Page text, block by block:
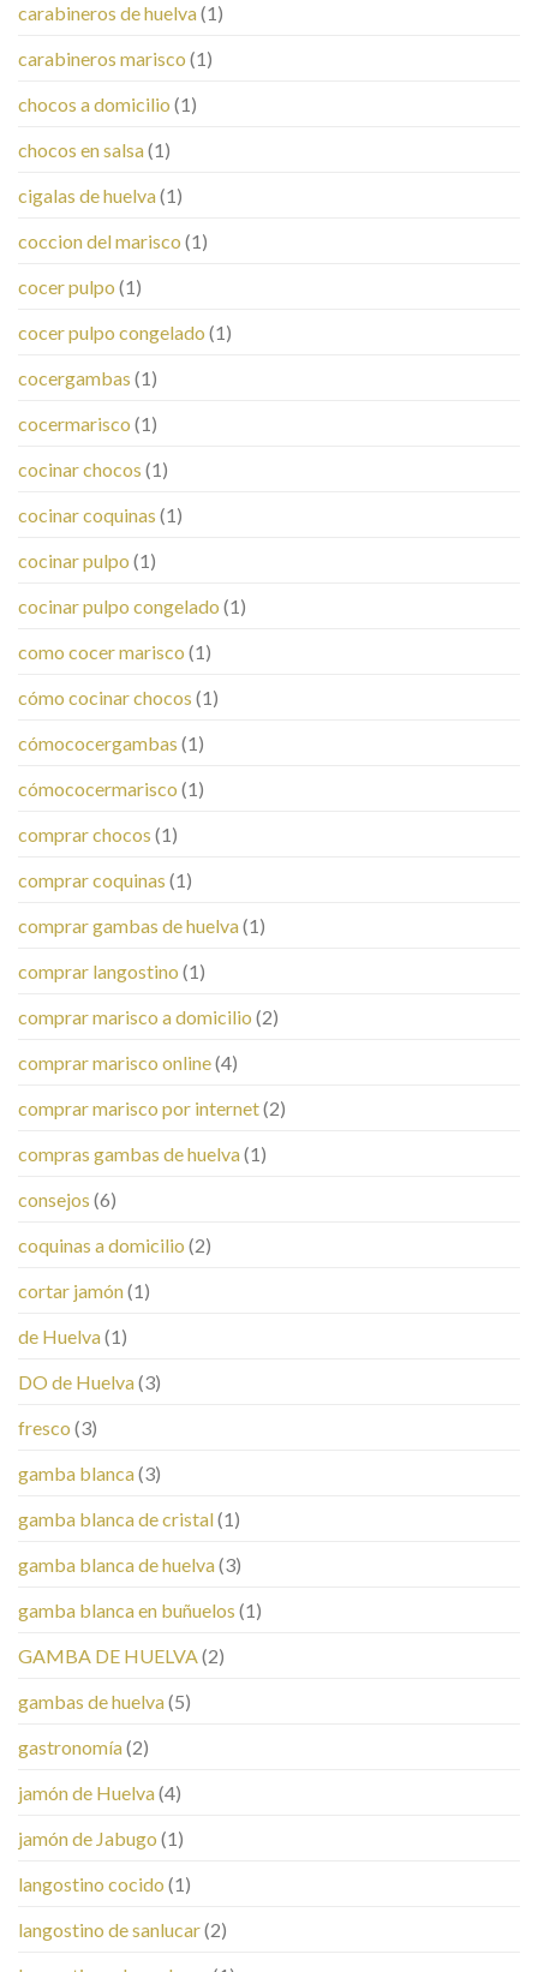
carabineros de huelva(1)
carabineros marisco (1)
chocos a domicilio (1)
chocos en salsa(1)
cigalas de huelva(1)
coccion del marisco (1)
cocer pulpo (1)
cocer pulpo congelado (1)
cocergambas (1)
cocermarisco (1)
cocinar chocos (1)
cocinar coquinas (1)
cocinar pulpo (1)
cocinar pulpo congelado (1)
como cocer marisco (1)
cómo cocinar chocos (1)
cómococergambas (1)
cómococermarisco (1)
comprar chocos (1)
comprar coquinas (1)
comprar gambas de huelva(1)
comprar langostino (1)
comprar marisco a domicilio (2)
comprar marisco online(4)
comprar marisco por internet(2)
compras gambas de huelva(1)
consejos (6)
coquinas a domicilio (2)
cortar jamón(1)
de Huelva(1)
DO de Huelva(3)
fresco (3)
gamba blanca(3)
gamba blanca de cristal(1)
gamba blanca de huelva(3)
gamba blanca en buñuelos (1)
GAMBA DE HUELVA(2)
gambas de huelva(5)
gastronomía(2)
jamón de Huelva(4)
jamón de Jabugo (1)
langostino cocido (1)
langostino de sanlucar(2)